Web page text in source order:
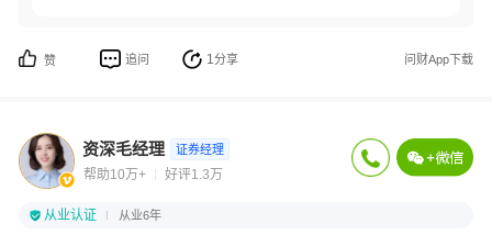
赞 追问 1分享 问财App下载
资深毛经理 证券经理
帮助10万+ 好评1.3万
从业认证 从业6年